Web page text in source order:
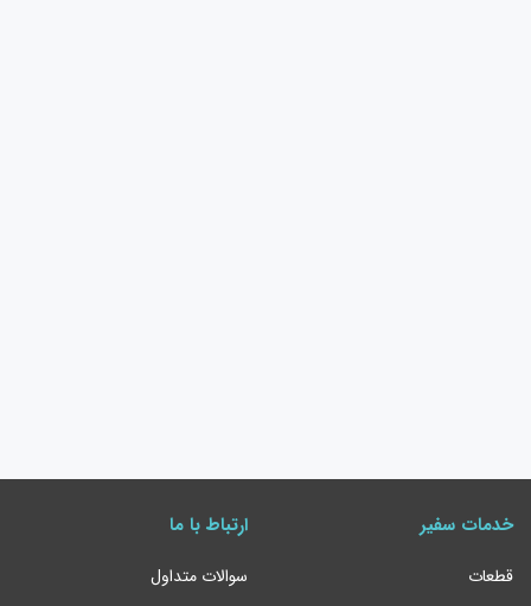
خدمات سفیر
قطعات
ارتباط با ما
سوالات متداول